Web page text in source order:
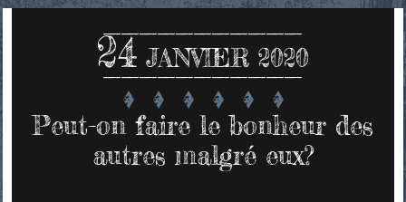
24 JANVIER 2020
Peut-on faire le bonheur des
autres malgré eux?